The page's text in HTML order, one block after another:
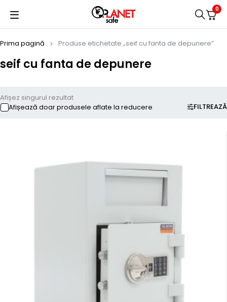
0
seif cu fanta de depunere
Prima pagină Produse etichetate „seif cu fanta de depunere”
FILTREAZĂ
Afișez singurul rezultat
Afișează doar produsele aflate la reducere